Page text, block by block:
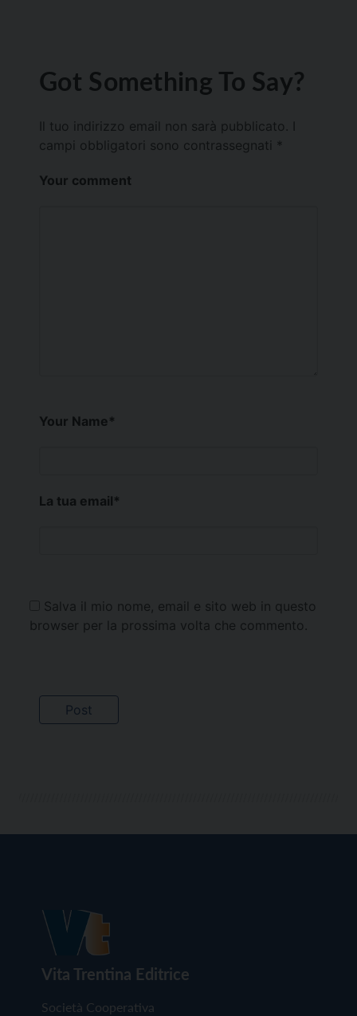
Got Something To Say?
Il tuo indirizzo email non sarà pubblicato.
campi obbligatori sono contrassegnati *
Your comment
Your Name*
La tua email*
Salva il mio nome, email e sito web in questo
browser per la prossima volta che commento.
Vita Trentina Editrice
Società Cooperativa